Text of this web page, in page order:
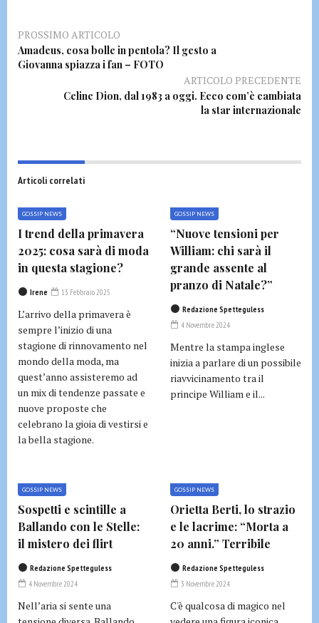
PROSSIMO ARTICOLO
Amadeus, cosa bolle in pentola? Il gesto a
Giovanna spiazza i fan – FOTO
ARTICOLO PRECEDENTE
Celine Dion, dal 1983 a oggi. Ecco com’è cambiata
la star internazionale
Articoli correlati
GOSSIP NEWS
I trend della primavera
2025: cosa sarà di moda
in questa stagione?
Irene 13 Febbraio 2025
L’arrivo della primavera è
sempre l’inizio di una
stagione di rinnovamento nel
mondo della moda, ma
quest’anno assisteremo ad
un mix di tendenze passate e
nuove proposte che
celebrano la gioia di vestirsi e
la bella stagione.
GOSSIP NEWS
“Nuove tensioni per
William: chi sarà il
grande assente al
pranzo di Natale?”
Redazione Spetteguless
4 Novembre 2024
Mentre la stampa inglese
inizia a parlare di un possibile
riavvicinamento tra il
principe William e il...
GOSSIP NEWS
Sospetti e scintille a
Ballando con le Stelle:
il mistero dei flirt
Redazione Spetteguless
4 Novembre 2024
Nell’aria si sente una
GOSSIP NEWS
Orietta Berti, lo strazio
e le lacrime: “Morta a
20 anni.” Terribile
Redazione Spetteguless
3 Novembre 2024
C'è qualcosa di magico nel